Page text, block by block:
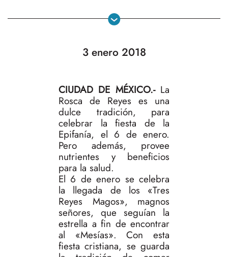
3 enero 2018
CIUDAD DE MÉXICO.- La
Rosca de Reyes es una
dulce tradición, para
celebrar la fiesta de la
Epifanía, el 6 de enero.
Pero además, provee
nutrientes y beneficios
para la salud.
El 6 de enero se celebra
la llegada de los «Tres
Reyes Magos», magnos
señores, que seguían la
estrella a fin de encontrar
al «Mesías». Con esta
fiesta cristiana, se guarda